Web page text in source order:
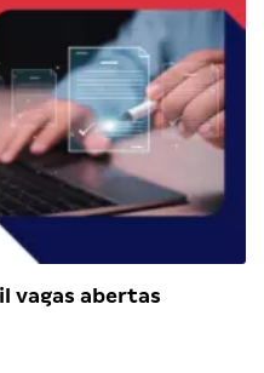
vagas abertas